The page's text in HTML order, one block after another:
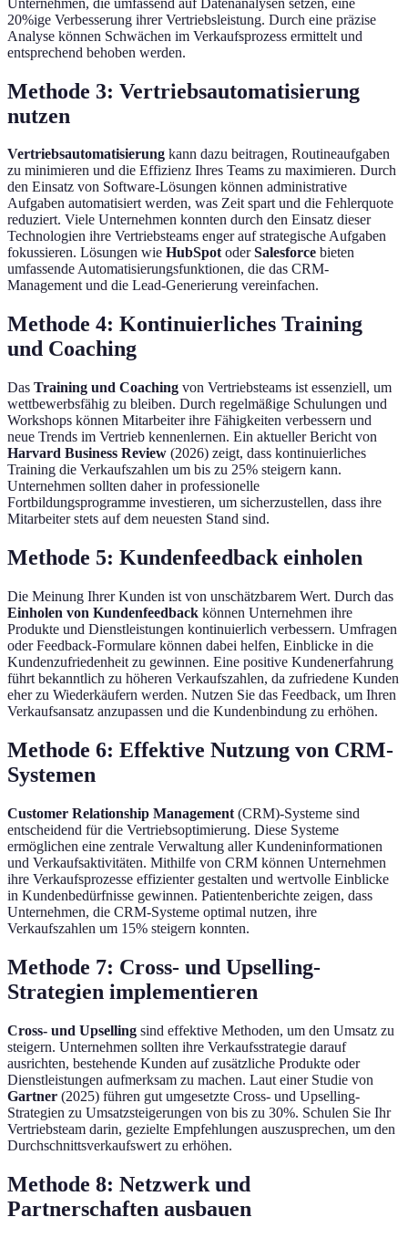
20%ige Verbesserung ihrer Vertriebsleistung. Durch eine präzise
Analyse können Schwächen im Verkaufsprozess ermittelt und
entsprechend behoben werden.
Methode 3: Vertriebsautomatisierung
nutzen
Vertriebsautomatisierung kann dazu beitragen, Routineaufgaben
zu minimieren und die Effizienz Ihres Teams zu maximieren. Durch
den Einsatz von Software-Lösungen können administrative
Aufgaben automatisiert werden, was Zeit spart und die Fehlerquote
reduziert. Viele Unternehmen konnten durch den Einsatz dieser
Technologien ihre Vertriebsteams enger auf strategische Aufgaben
fokussieren. Lösungen wie HubSpotoderSalesforce bieten
umfassende Automatisierungsfunktionen, die das CRM-
Management und die Lead-Generierung vereinfachen.
Methode 4: Kontinuierliches Training
und Coaching
Das Training und Coaching von Vertriebsteams ist essenziell, um
wettbewerbsfähig zu bleiben. Durch regelmäßige Schulungen und
Workshops können Mitarbeiter ihre Fähigkeiten verbessern und
neue Trends im Vertrieb kennenlernen. Ein aktueller Bericht von
Harvard Business Review (2026) zeigt, dass kontinuierliches
Training die Verkaufszahlen um bis zu 25% steigern kann.
Unternehmen sollten daher in professionelle
Fortbildungsprogramme investieren, um sicherzustellen, dass ihre
Mitarbeiter stets auf dem neuesten Stand sind.
Methode 5: Kundenfeedback einholen
Die Meinung Ihrer Kunden ist von unschätzbarem Wert. Durch das
Einholen von Kundenfeedback können Unternehmen ihre
Produkte und Dienstleistungen kontinuierlich verbessern. Umfragen
oder Feedback-Formulare können dabei helfen, Einblicke in die
Kundenzufriedenheit zu gewinnen. Eine positive Kundenerfahrung
führt bekanntlich zu höheren Verkaufszahlen, da zufriedene Kunden
eher zu Wiederkäufern werden. Nutzen Sie das Feedback, um Ihren
Verkaufsansatz anzupassen und die Kundenbindung zu erhöhen.
Methode 6: Effektive Nutzung von CRM-
Systemen
Customer Relationship Management (CRM)-Systeme sind
entscheidend für die Vertriebsoptimierung. Diese Systeme
ermöglichen eine zentrale Verwaltung aller Kundeninformationen
und Verkaufsaktivitäten. Mithilfe von CRM können Unternehmen
ihre Verkaufsprozesse effizienter gestalten und wertvolle Einblicke
in Kundenbedürfnisse gewinnen. Patientenberichte zeigen, dass
Unternehmen, die CRM-Systeme optimal nutzen, ihre
Verkaufszahlen um 15% steigern konnten.
Methode 7: Cross- und Upselling-
Strategien implementieren
Cross- und Upselling sind effektive Methoden, um den Umsatz zu
steigern. Unternehmen sollten ihre Verkaufsstrategie darauf
ausrichten, bestehende Kunden auf zusätzliche Produkte oder
Dienstleistungen aufmerksam zu machen. Laut einer Studie von
Gartner (2025) führen gut umgesetzte Cross- und Upselling-
Strategien zu Umsatzsteigerungen von bis zu 30%. Schulen Sie Ihr
Vertriebsteam darin, gezielte Empfehlungen auszusprechen, um den
Durchschnittsverkaufswert zu erhöhen.
Methode 8: Netzwerk und
Partnerschaften ausbauen